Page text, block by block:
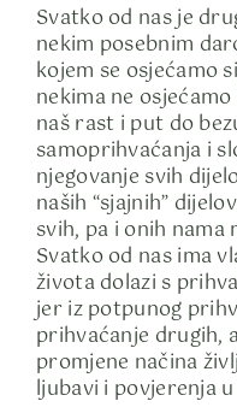
Svatko od nas je
nekim posebnim
kojem se osjećamo
nekima ne
naš rast i put do
samoprihvaćanja i
njegovanje svih
naših “sjajnih”
svih, pa i onih nama
Svatko od nas ima
života dolazi s
jer iz potpunog
prihvaćanje drugih,
promjene načina
ljubavi i povjerenja